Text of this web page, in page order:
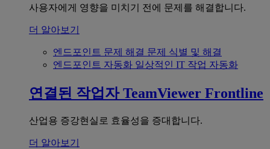
사용자에게 영향을 미치기 전에 문제를 해결합니다.
더 알아보기
엔드포인트 문제 해결 문제 식별 및 해결
엔드포인트 자동화 일상적인 IT 작업 자동화
연결된 작업자 TeamViewer Frontline
산업용 증강현실로 효율성을 증대합니다.
더 알아보기